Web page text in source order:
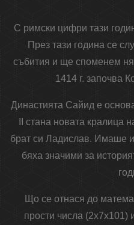
С римски цифри тази
През тази година се
събития и ще споменем
1414 г. започва
Династията Сайид е
II стана новата кралица
брат си Ладислав. Имаше и
бяха значими за
Що се отнася до
прости числа (2x7x101)